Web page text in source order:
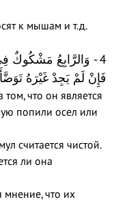
к мышам и т.д.
4 - وَالرَّابِعُ مَشْكُوكٌ
فَإِنْ لَمْ يَجِدْ غَيْرَهُ
что он является
попили осел или
считается чистой.
ли она
мнение, что их